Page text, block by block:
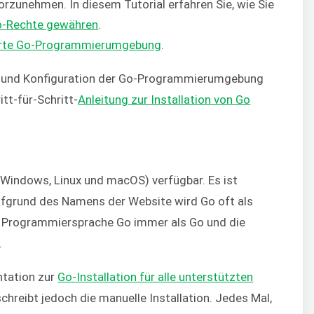
In diesem Tutorial erfahren Sie, wie Sie
Rechte gewähren
Go-Programmierumgebung
Konfiguration der Go-Programmierumgebung
für-Schritt-Anleitung zur Installation von Go
Linux und macOS) verfügbar. Es ist
des Namens der Website wird Go oft als
Go immer als Go und die
zur Go-Installation für alle unterstützten
jedoch die manuelle Installation. Jedes Mal,